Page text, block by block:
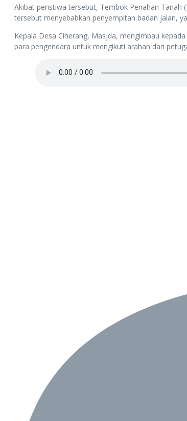
Akibat peristiwa tersebut, Tembok Penahan Tanah
tersebut menyebabkan penyempitan badan jalan,
Kepala Desa Ciherang, Masjda, mengimbau
para pengendara untuk mengikuti arahan dari